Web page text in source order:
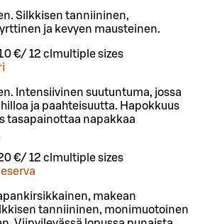
Silkkisen tanniininen,
ja kevyen mausteinen.
€/ 12 cl multiple sizes
Intensiivinen suutuntuma, jossa
ja paahteisuutta. Hapokkuus
tasapainottaa napakkaa
€/ 12 cl multiple sizes
makean
tanniininen, monimuotoinen